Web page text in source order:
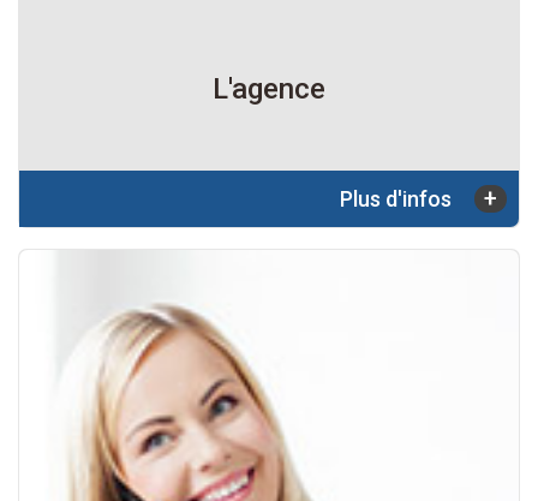
L'agence
Plus d'infos +